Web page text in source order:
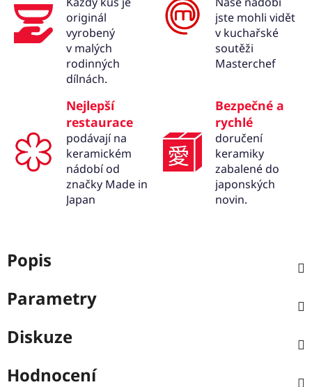
originál
vyrobený
v malých
rodinných
dílnách.
jste mohli vidět
v kuchařské
soutěži
Masterchef
Nejlepší
restaurace
podávají na
keramickém
nádobí od
značky Made in
Japan
Bezpečné a
rychlé
doručení
keramiky
zabalené do
japonských
novin.
Popis
Parametry
Diskuze
Hodnocení